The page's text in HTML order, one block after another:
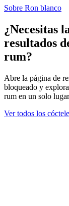
Sobre Ron blanco
¿Necesitas
resultados
rum?
Abre la página de
bloqueado y
rum en un solo
Ver todos los